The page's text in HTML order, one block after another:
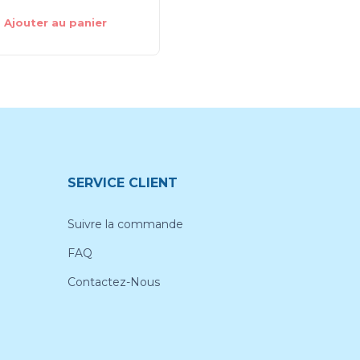
Ajouter au panier
SERVICE CLIENT
Suivre la commande
FAQ
Contactez-Nous